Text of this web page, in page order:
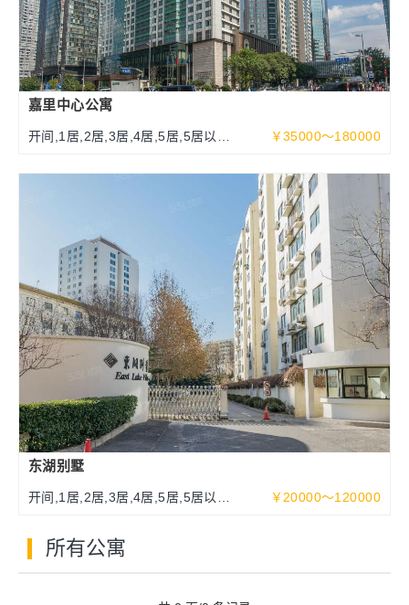
嘉里中心公寓
开间,1居,2居,3居,4居,5居,5居以上
￥35000～180000
东湖别墅
开间,1居,2居,3居,4居,5居,5居以上
￥20000～120000
所有公寓